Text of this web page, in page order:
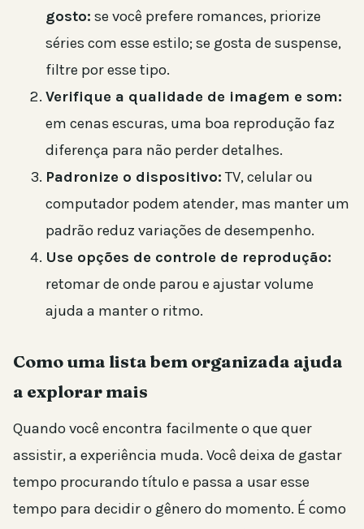
gosto: se você prefere romances, priorize
séries com esse estilo; se gosta de suspense,
filtre por esse tipo.
Verifique a qualidade de imagem e som:
em cenas escuras, uma boa reprodução faz
diferença para não perder detalhes.
Padronize o dispositivo:TV, celular ou
computador podem atender, mas manter um
padrão reduz variações de desempenho.
Use opções de controle de reprodução:
retomar de onde parou e ajustar volume
ajuda a manter o ritmo.
Como uma lista bem organizada ajuda
a explorar mais
Quando você encontra facilmente o que quer
assistir, a experiência muda. Você deixa de gastar
tempo procurando título e passa a usar esse
tempo para decidir o gênero do momento. É como